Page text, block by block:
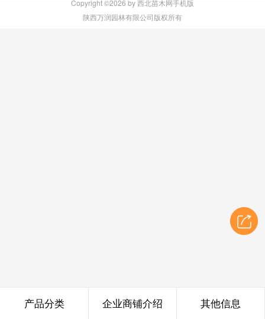
Copyright ©2026 by 西北苗木网手机版
陕西万润园林有限公司版权所有
产品分类 企业商铺介绍 其他信息